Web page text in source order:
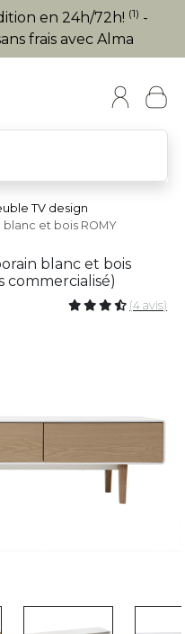
en 24h/72h! (1) -
frais avec Alma
TV design
et bois ROMY
blanc et bois
commercialisé)
(4 avis)